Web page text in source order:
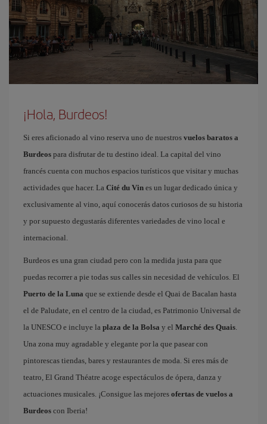
¡Hola, Burdeos!
Si eres aficionado al vino reserva uno de nuestros vuelos baratos a
Burdeos para disfrutar de tu destino ideal. La capital del vino
francés cuenta con muchos espacios turísticos que visitar y muchas
actividades que hacer. La Cité du Vin es un lugar dedicado única y
exclusivamente al vino, aquí conocerás datos curiosos de su historia
y por supuesto degustarás diferentes variedades de vino local e
internacional.
Burdeos es una gran ciudad pero con la medida justa para que
puedas recorrer a pie todas sus calles sin necesidad de vehículos. El
Puerto de la Luna que se extiende desde el Quai de Bacalan hasta
el de Paludate, en el centro de la ciudad, es Patrimonio Universal de
la UNESCO e incluye la plaza de la Bolsa y el Marché des Quais
Una zona muy agradable y elegante por la que pasear con
pintorescas tiendas, bares y restaurantes de moda. Si eres más de
teatro, El Grand Théatre acoge espectáculos de ópera, danza y
actuaciones musicales. ¡Consigue las mejores ofertas de vuelos a
Burdeos con Iberia!